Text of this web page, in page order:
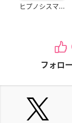
ヒプノシスマ...
フォロ